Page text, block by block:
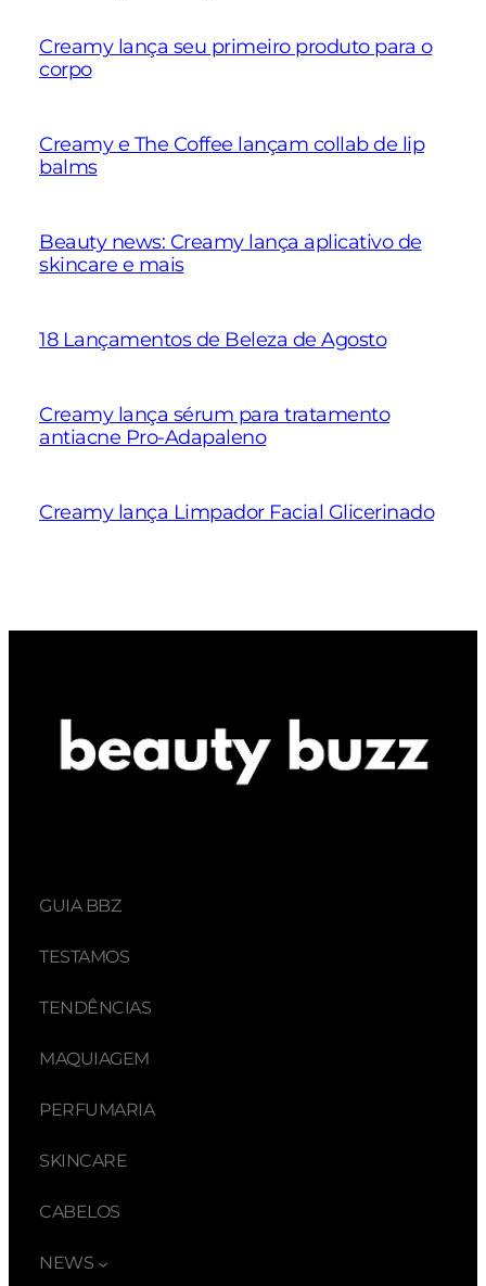
Creamy lança seu primeiro produto para o
corpo
Creamy e The Coffee lançam collab de lip
balms
Beauty news: Creamy lança aplicativo de
skincare e mais
18 Lançamentos de Beleza de Agosto
Creamy lança sérum para tratamento
antiacne Pro-Adapaleno
Creamy lança Limpador Facial Glicerinado
GUIA BBZ
TESTAMOS
TENDÊNCIAS
MAQUIAGEM
PERFUMARIA
SKINCARE
CABELOS
NEWS